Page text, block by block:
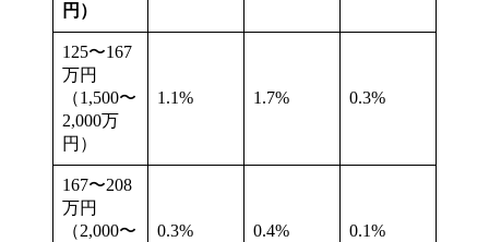
円）
125〜167
万円
（1,500〜
2,000万
円）
1.1% 1.7% 0.3%
167〜208
万円
（2,000〜
0.3% 0.4% 0.1%